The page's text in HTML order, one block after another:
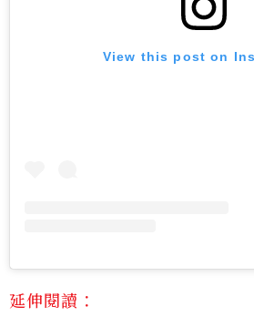
View this post on
延伸閱讀：